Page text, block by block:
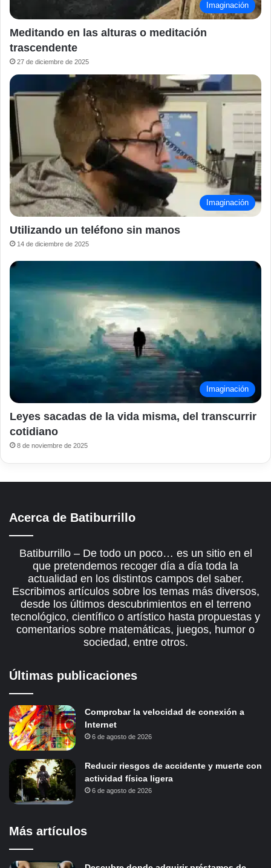
Imaginación
Meditando en las alturas o meditación
trascendente
27 de diciembre de 2025
Imaginación
Utilizando un teléfono sin manos
14 de diciembre de 2025
Imaginación
Leyes sacadas de la vida misma, del transcurrir
cotidiano
8 de noviembre de 2025
Acerca de Batiburrillo
Batiburrillo – De todo un poco… es un sitio en el
que pretendemos recoger día a día toda la
actualidad en los distintos campos del saber.
Escribimos artículos sobre los temas más diversos,
desde los últimos descubrimientos en el terreno
tecnológico, científico o artístico hasta propuestas y
comentarios sobre matemáticas, juegos, humor o
sociedad, entre otros.
Últimas publicaciones
Comprobar la velocidad de conexión a
Internet
6 de agosto de 2026
Reducir riesgos de accidente y muerte con
actividad física ligera
6 de agosto de 2026
Más artículos